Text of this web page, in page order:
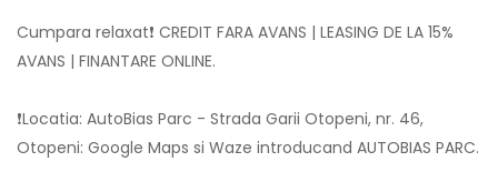
Cumpara relaxat❗ CREDIT FARA AVANS | LEASING DE LA 15%
AVANS | FINANTARE ONLINE.
❗Locatia: AutoBias Parc - Strada Garii Otopeni, nr. 46,
Otopeni: Google Maps si Waze introducand AUTOBIAS PARC.